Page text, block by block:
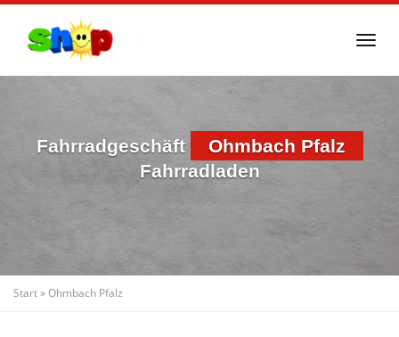
Fahrradgeschäft
Ohmbach Pfalz
Fahrradladen
Start»Ohmbach Pfalz